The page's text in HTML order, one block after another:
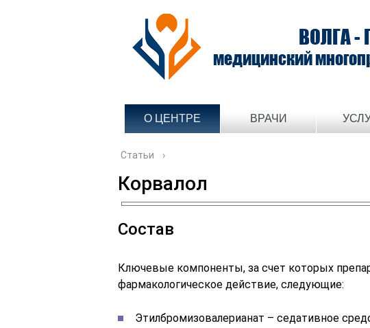
ВОЛГА -
медицинский
О ЦЕНТРЕ ВРАЧИ
Статьи ›
Корвалол
Состав
Ключевые компоненты, за счет которых
фармакологическое действие, следующие:
Этилбромизовалерианат – седативное